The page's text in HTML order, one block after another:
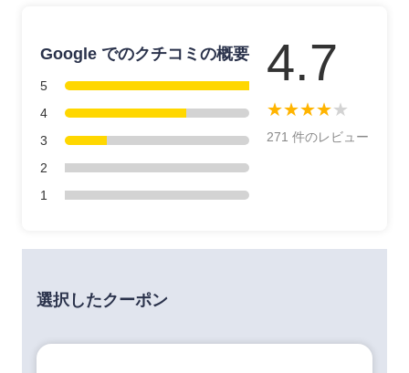
Google でのクチコミの概要
5
4
3
2
1
4.7
★★★★★
271 件のレビュー
選択したクーポン